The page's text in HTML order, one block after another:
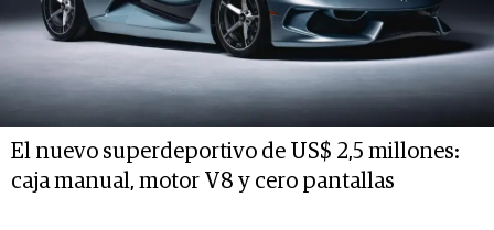
El nuevo superdeportivo de US$ 2,5 millones:
caja manual, motor V8 y cero pantallas